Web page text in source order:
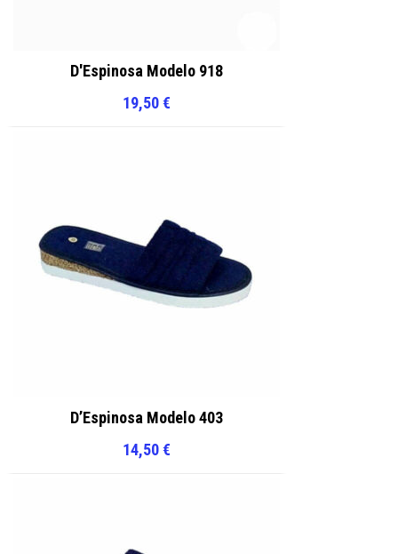
D'Espinosa Modelo 918
19,50€
D’Espinosa Modelo 403
14,50€